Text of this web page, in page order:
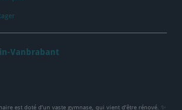
Vanbrabant
est doté d’un vaste gymnase, qui vient d’être rénové. ✨